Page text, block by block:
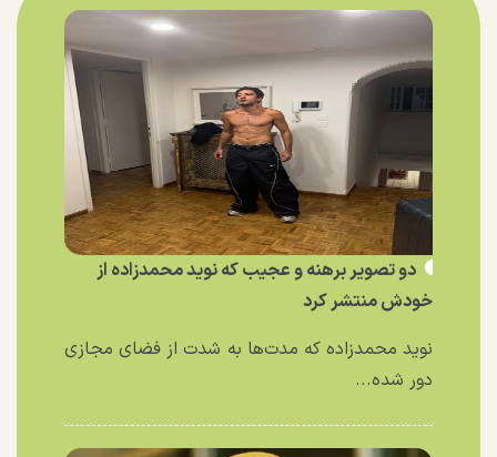
دو تصویر برهنه و عجیب که نوید محمدزاده از
خودش منتشر کرد
نوید محمدزاده که مدت‌ها به شدت از فضای مجازی
دور شده...